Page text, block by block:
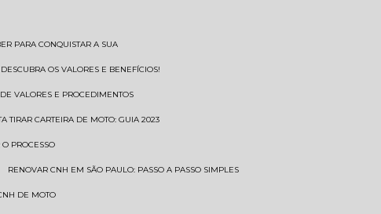
PARA CONQUISTAR A SUA
OS VALORES E BENEFÍCIOS!
VALORES E PROCEDIMENTOS
TIRAR CARTEIRA DE MOTO: GUIA 2023
PROCESSO
RENOVAR CNH EM SÃO PAULO: PASSO A PASSO SIMPLES
DE MOTO